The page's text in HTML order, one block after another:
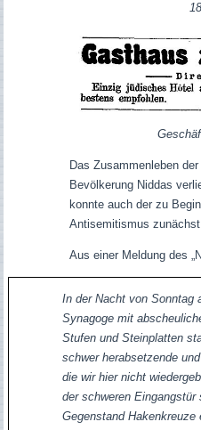
Das Zusammenleben
Bevölkerung Niddas
konnte auch der zu
Antisemitismus zunächst
Aus einer Meldung des
In der Nacht von Sonntag
Synagoge mit
Stufen und Steinplatten
schwer herabsetzende
die wir hier nicht
der schweren
Gegenstand